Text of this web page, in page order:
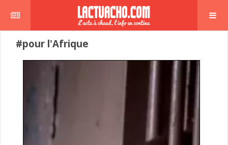
#pour l'Afrique